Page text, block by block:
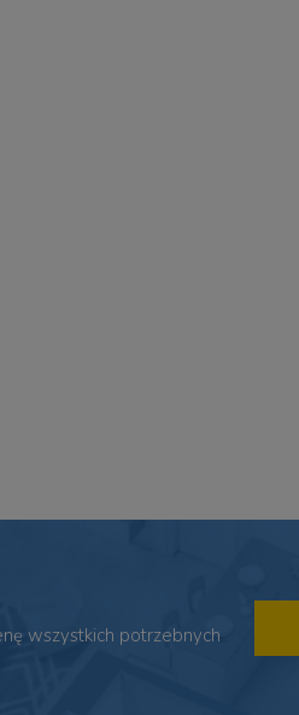
wszystkich potrzebnych